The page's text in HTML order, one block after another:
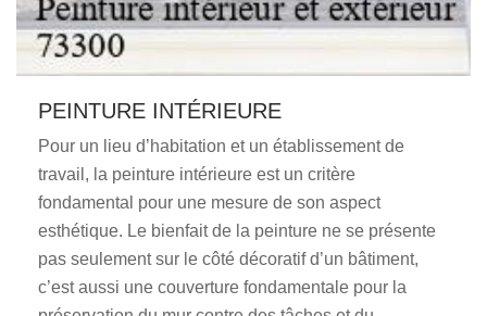
PEINTURE INTÉRIEURE
Pour un lieu d’habitation et un établissement de
travail, la peinture intérieure est un critère
fondamental pour une mesure de son aspect
esthétique. Le bienfait de la peinture ne se présente
pas seulement sur le côté décoratif d’un bâtiment,
c’est aussi une couverture fondamentale pour la